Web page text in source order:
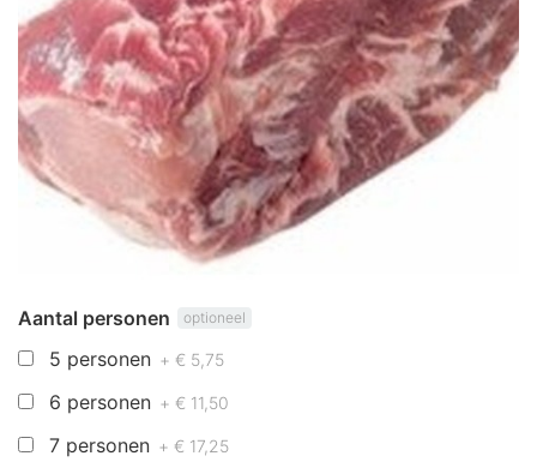
Aantal personen optioneel
5 personen + € 5,75
6 personen + € 11,50
7 personen + € 17,25